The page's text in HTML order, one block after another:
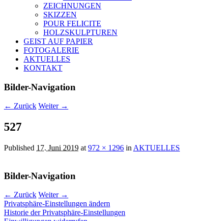
ZEICHNUNGEN
SKIZZEN
POUR FELICITE
HOLZSKULPTUREN
GEIST AUF PAPIER
FOTOGALERIE
AKTUELLES
KONTAKT
Bilder-Navigation
← Zurück Weiter →
527
Published 17. Juni 2019 at 972 × 1296 in AKTUELLES
Bilder-Navigation
← Zurück Weiter →
Privatsphäre-Einstellungen ändern
Historie der Privatsphäre-Einstellungen